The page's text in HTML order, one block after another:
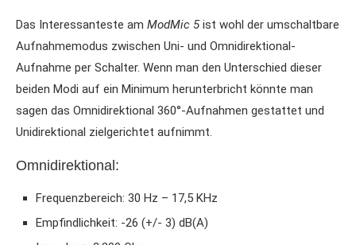
Das Interessanteste am ModMic 5ist wohl der umschaltbare
Aufnahmemodus zwischen Uni- und Omnidirektional-
Aufnahme per Schalter. Wenn man den Unterschied dieser
beiden Modi auf ein Minimum herunterbricht könnte man
sagen das Omnidirektional 360°-Aufnahmen gestattet und
Unidirektional zielgerichtet aufnimmt.
Omnidirektional:
Frequenzbereich: 30 Hz – 17,5 KHz
Empfindlichkeit: -26 (+/- 3) dB(A)